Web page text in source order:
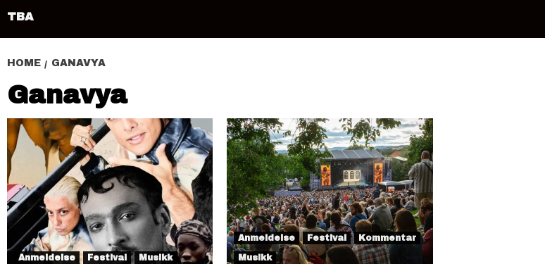
TBA
HOME GANAVYA
Ganavya
Anmeldelse Festival Musikk
Anmeldelse Festival
Kommentar
Musikk